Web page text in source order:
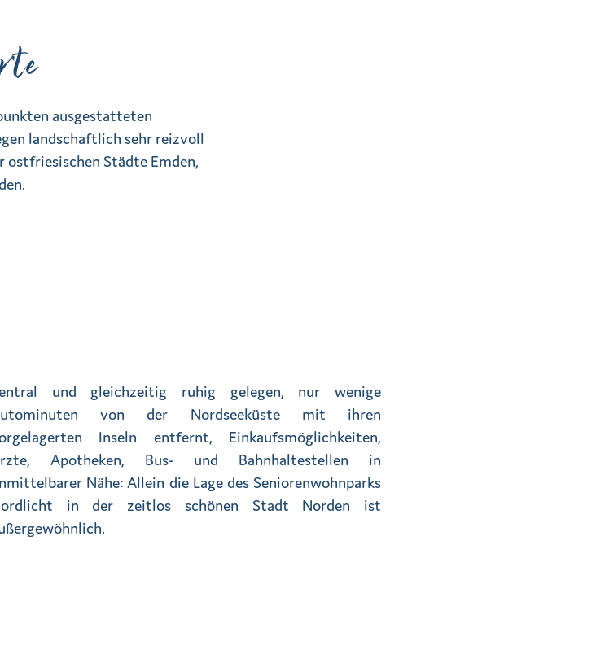
ausgestatteten
landschaftlich sehr reizvoll
ostfriesischen Städte Emden,
und gleichzeitig ruhig gelegen, nur wenige
von der Nordseeküste mit ihren
Inseln entfernt, Einkaufsmöglichkeiten,
Apotheken, Bus- und Bahnhaltestellen in
Nähe: Allein die Lage des Seniorenwohnparks
in der zeitlos schönen Stadt Norden ist